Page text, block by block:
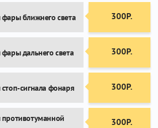
ближнего света 300Р.
дальнего света 300Р.
сигнала фонаря 300Р.
300Р.